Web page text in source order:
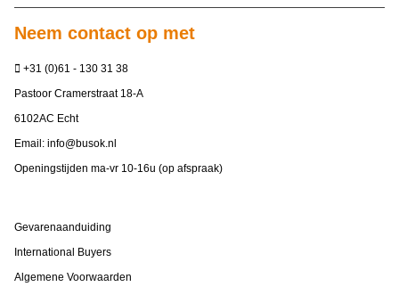
Neem contact op met
+31 (0)61 - 130 31 38
Pastoor Cramerstraat 18-A
6102AC Echt
Email: info@busok.nl
Openingstijden ma-vr 10-16u (op afspraak)
Gevarenaanduiding
International Buyers
Algemene Voorwaarden